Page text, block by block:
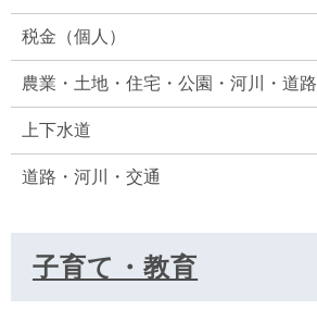
税金（個人）
農業・土地・住宅・公園・河川・道路
上下水道
道路・河川・交通
子育て・教育